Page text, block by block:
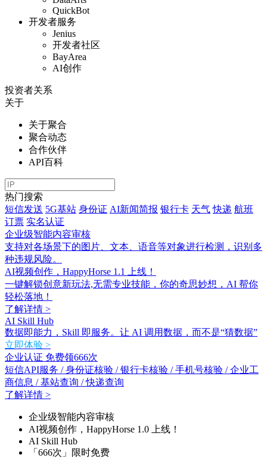
QuickBot
开发者服务
Jenius
开发者社区
BayArea
AI创作
投资者关系
关于
关于聚合
聚合动态
合作伙伴
API百科
热门搜索
短信发送 5G基站 身份证 AI新闻简报 银行卡 天气 快递 航班
订票 实名认证
企业级智能内容审核
支持对各场景下的图片、文本、语音等对象进行检测，识别多
种违规风险。
AI视频创作，HappyHorse 1.1 上线！
一键解锁创意新玩法,无需专业技能，你的奇思妙想，AI 帮你
轻松落地！
了解详情 >
AI Skill Hub
数据即能力，Skill 即服务。让 AI 调用数据，而不是“猜数据”
立即体验 >
企业认证 免费领666次
短信API服务 / 身份证核验 / 银行卡核验 / 手机号核验 / 企业工
商信息 / 基站查询 / 快递查询
了解详情 >
企业级智能内容审核
AI视频创作，HappyHorse 1.0 上线！
AI Skill Hub
「666次」限时免费